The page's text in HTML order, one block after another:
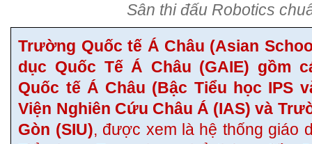
Sân thi đấu Robotics
Trường Quốc tế Á Châu (Asian
dục Quốc Tế Á Châu (GAIE) gồm
Quốc tế Á Châu (Bậc Tiểu học IPS
Viện Nghiên Cứu Châu Á (IAS) và
Gòn (SIU), được xem là hệ thống giáo